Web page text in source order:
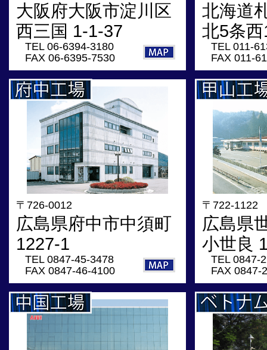
大阪府大阪市淀川区
西三国 1-1-37
TEL 06-6394-3180
FAX 06-6395-7530
北海道
北5条
TEL 011-
FAX 011-
〒726-0012
広島県府中市中須町
1227-1
TEL 0847-45-3478
FAX 0847-46-4100
〒722-1122
広島県
小世良
TEL 0847-
FAX 0847-